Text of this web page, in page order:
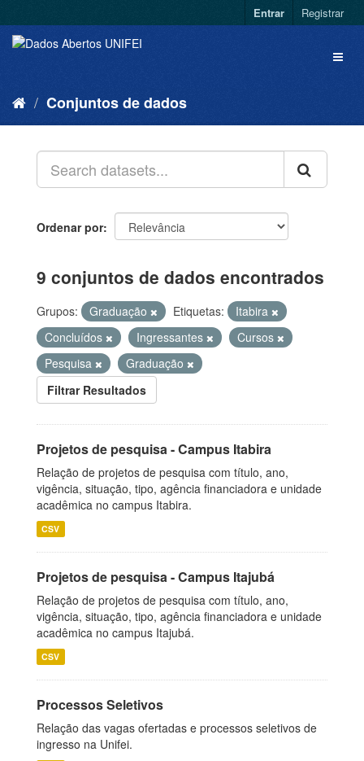
Entrar Registrar
Conjuntos de dados
Ordenar por
9 conjuntos de dados encontrados
Grupos: Graduação Etiquetas:
Itabira
Concluídos
Ingressantes
Cursos
Pesquisa
Graduação
Filtrar Resultados
Projetos de pesquisa - Campus Itabira
Relação de projetos de pesquisa com título, ano,
vigência, situação, tipo, agência financiadora e unidade
acadêmica no campus Itabira.
CSV
Projetos de pesquisa - Campus Itajubá
Relação de projetos de pesquisa com título, ano,
vigência, situação, tipo, agência financiadora e unidade
acadêmica no campus Itajubá.
CSV
Processos Seletivos
Relação das vagas ofertadas e processos seletivos de
ingresso na Unifei.